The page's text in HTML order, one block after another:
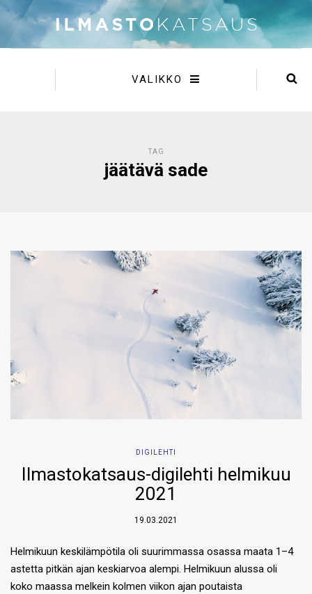
VALIKKO
TAG
jäätävä sade
DIGILEHTI
Ilmastokatsaus-digilehti helmikuu
2021
19.03.2021
Helmikuun keskilämpötila oli suurimmassa osassa maata 1–4
astetta pitkän ajan keskiarvoa alempi. Helmikuun alussa oli
koko maassa melkein kolmen viikon ajan poutaista